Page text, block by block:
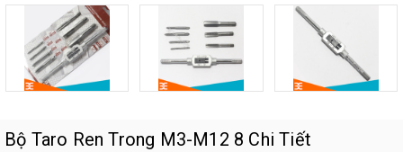
Bộ Taro Ren Trong M3-M12 8 Chi Tiết